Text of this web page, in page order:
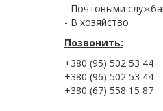
- Почтовыми
- В хозяйство
Позвонить:
+380 (95) 502 53 44
+380 (96) 502 53 44
+380 (67) 558 15 87